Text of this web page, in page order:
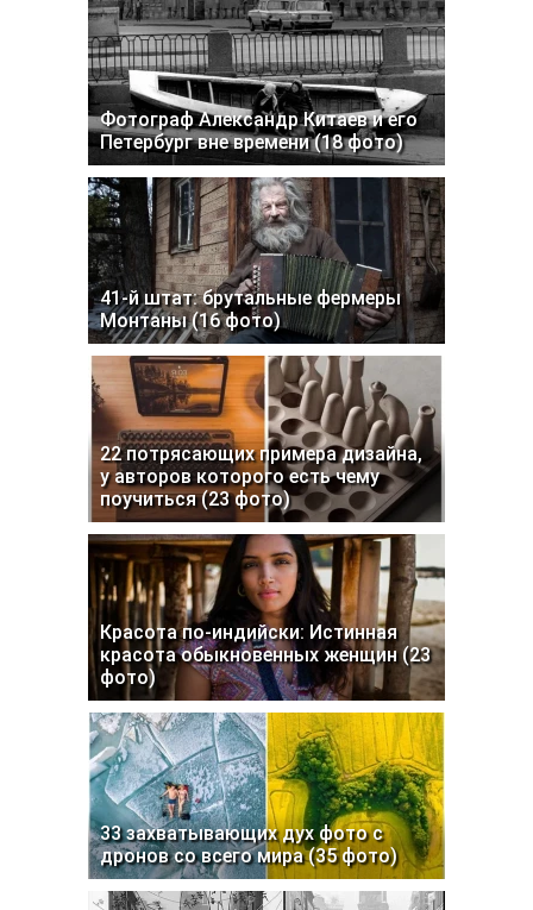
Фотограф Александр Китаев и его
Петербург вне времени (18 фото)
41-й штат: брутальные фермеры
Монтаны (16 фото)
22 потрясающих примера дизайна,
у авторов которого есть чему
поучиться (23 фото)
Красота по-индийски: Истинная
красота обыкновенных женщин (23
фото)
33 захватывающих дух фото с
дронов со всего мира (35 фото)